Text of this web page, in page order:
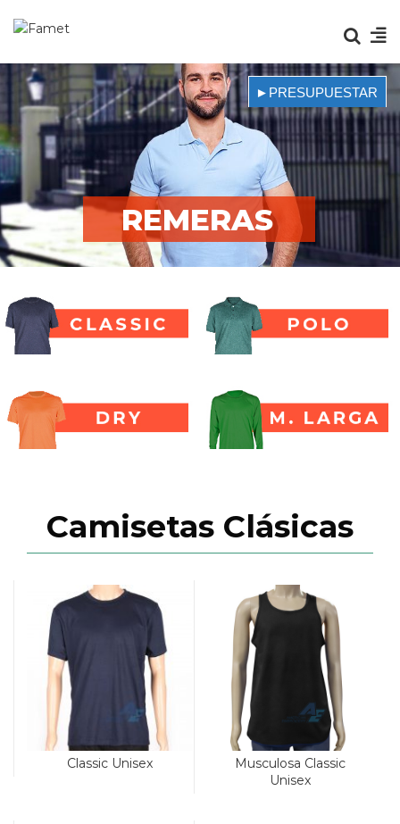
REMERAS
Camisetas Clásicas
Classic Unisex
Musculosa Classic
Unisex
►PRESUPUESTAR